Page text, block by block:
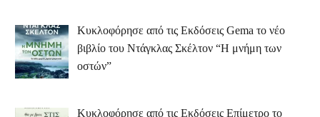
Κυκλοφόρησε από τις Εκδόσεις Gema το νέο
βιβλίο του Ντάγκλας Σκέλτον “Η μνήμη των
οστών”
Κυκλοφόρησε από τις Εκδόσεις Επίμετρο το